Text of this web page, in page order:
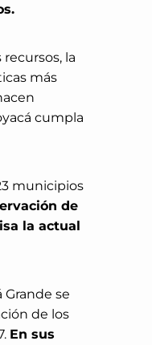
la
más
cumpla
municipios
de
la actual
se
de los
En sus